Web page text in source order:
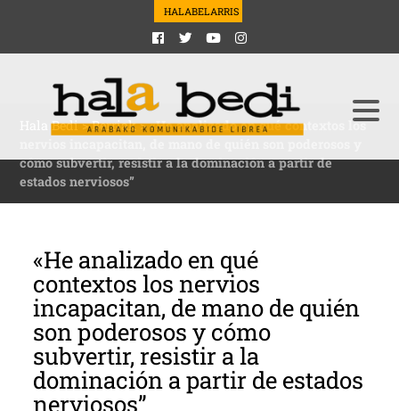
HALABELARRIS
Hala Bedi>Berriak>«He analizado en qué contextos los
cómo subvertir, resistir a la dominación a partir de
estados nerviosos”
«He analizado en qué
contextos los nervios
incapacitan, de mano de quién
son poderosos y cómo
subvertir, resistir a la
dominación a partir de estados
nerviosos”